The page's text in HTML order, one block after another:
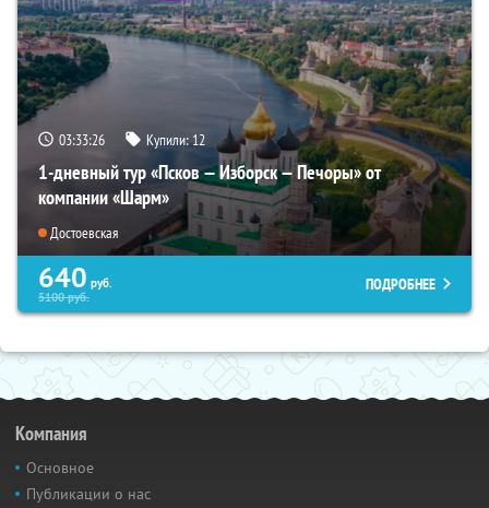
03:33:25 Купили:12
1-дневный тур «Псков — Изборск — Печоры» от
компании «Шарм»
Достоевская
640 руб.
5100руб.
ПОДРОБНЕЕ
Компания
Основное
Публикации о нас